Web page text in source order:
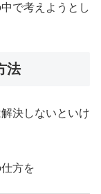
で考えようとし
法
決しないといけ
方を